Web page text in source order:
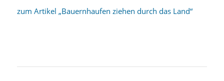
zum Artikel „Bauernhaufen ziehen durch das Land“